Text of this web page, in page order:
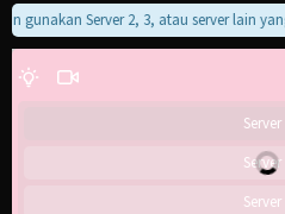
gunakan Server 2, 3, atau server lain
Server
Server
Server